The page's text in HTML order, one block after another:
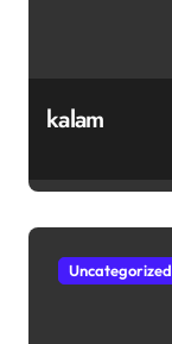
kalam
Uncategorized